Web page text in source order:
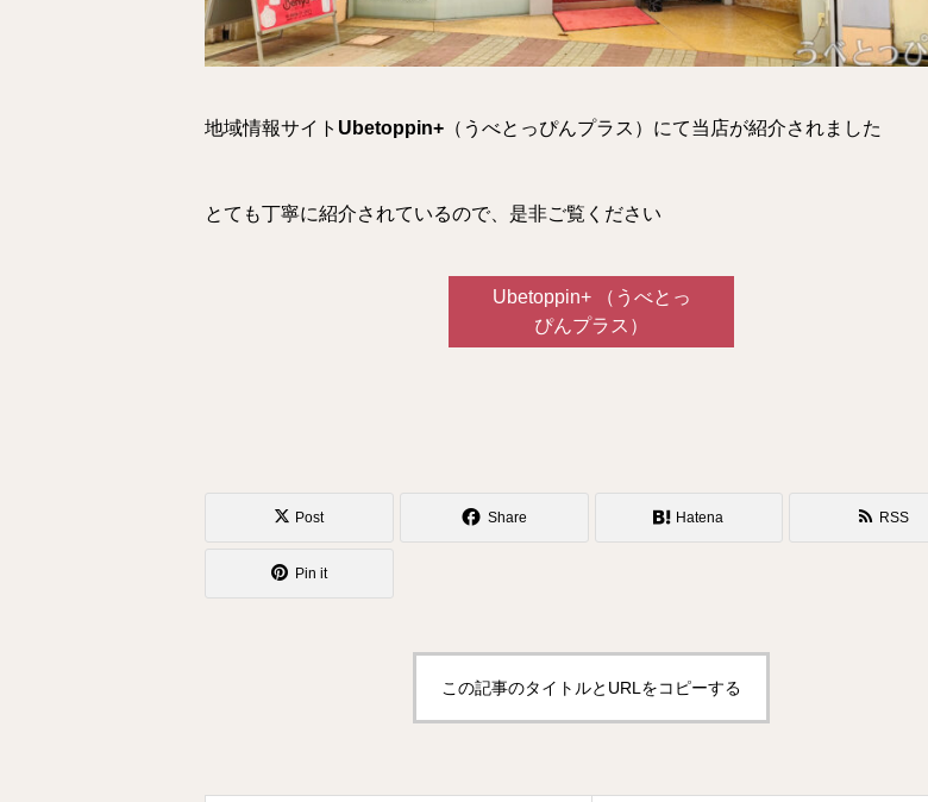
地域情報サイト Ubetoppin+ （うべとっぴんプラス）にて当店が紹介されました
とても丁寧に紹介されているので、是非ご覧ください
Ubetoppin+ （うべとっ
ぴんプラス）
Post Share Hatena RSS
Pin it
この記事のタイトルとURLをコピーする